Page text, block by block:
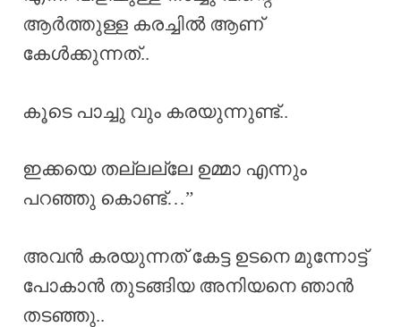
ആർത്തുള്ള കരച്ചിൽ ആണ്
കേൾക്കുന്നത്..
കൂടെ പാച്ചു വും കരയുന്നുണ്ട്..
ഇക്കയെ തല്ലല്ലേ ഉമ്മാ എന്നും
പറഞ്ഞു കൊണ്ട്…”
അവൻ കരയുന്നത് കേട്ട ഉടനെ മുന്നോട്ട്
പോകാൻ തുടങ്ങിയ അനിയനെ ഞാൻ
തടഞ്ഞു..